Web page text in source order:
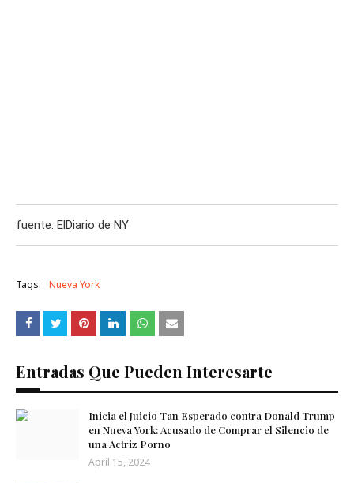
fuente: ElDiario de NY
Tags: Nueva York
Entradas Que Pueden Interesarte
Inicia el Juicio Tan Esperado contra Donald Trump
en Nueva York: Acusado de Comprar el Silencio de
una Actriz Porno
April 15, 2024